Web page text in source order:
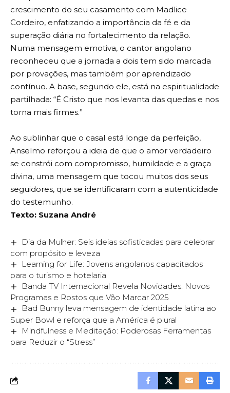
crescimento do seu casamento com Madlice
Cordeiro, enfatizando a importância da fé e da
superação diária no fortalecimento da relação.
Numa mensagem emotiva, o cantor angolano
reconheceu que a jornada a dois tem sido marcada
por provações, mas também por aprendizado
contínuo. A base, segundo ele, está na espiritualidade
partilhada: “É Cristo que nos levanta das quedas e nos
torna mais firmes.”
Ao sublinhar que o casal está longe da perfeição,
Anselmo reforçou a ideia de que o amor verdadeiro
se constrói com compromisso, humildade e a graça
divina, uma mensagem que tocou muitos dos seus
seguidores, que se identificaram com a autenticidade
do testemunho.
Texto: Suzana André
Dia da Mulher: Seis ideias sofisticadas para celebrar
com propósito e leveza
Learning for Life: Jovens angolanos capacitados
para o turismo e hotelaria
Banda TV Internacional Revela Novidades: Novos
Programas e Rostos que Vão Marcar 2025
Bad Bunny leva mensagem de identidade latina ao
Super Bowl e reforça que a América é plural
Mindfulness e Meditação: Poderosas Ferramentas
para Reduzir o “Stress”